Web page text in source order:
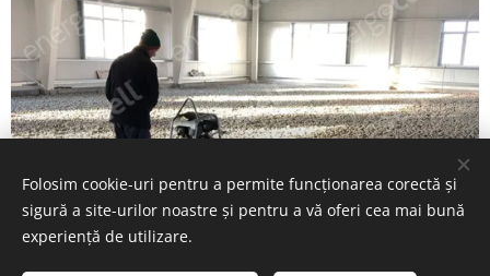
Folosim cookie-uri pentru a permite funcționarea corectă și
sigură a site-urilor noastre și pentru a vă oferi cea mai bună
experiență de utilizare.